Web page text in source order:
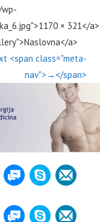
× 321</a>
a>
<span class="meta-
nav">→</span>